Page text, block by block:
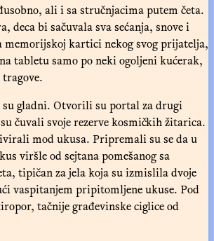
ali i sa stručnjacima putem četa.
deca bi sačuvala sva sećanja, snove i
memorijskoj kartici nekog svog prijatelja,
tabletu samo po neki ogoljeni kućerak,
gladni. Otvorili su portal za drugi
čuvali svoje rezerve kosmičkih žitarica.
mod ukusa. Pripremali su se da u
viršle od sejtana pomešanog sa
tipičan za jela koja su izmislila dvoje
vaspitanjem pripitomljene ukuse. Pod
tačnije građevinske ciglice od